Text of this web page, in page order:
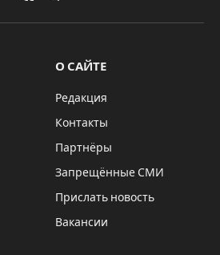
VKontakteTelegram
О САЙТЕ
Редакция
Контакты
Партнёры
Запрещённые СМИ
Прислать новость
Вакансии